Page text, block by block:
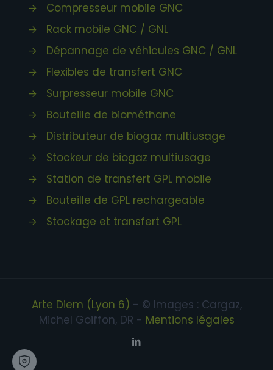
→
Compresseur mobile GNC
→
Rack mobile GNC / GNL
→
Dépannage de véhicules GNC / GNL
→
Flexibles de transfert GNC
→
Surpresseur mobile GNC
→
Bouteille de biométhane
→
Distributeur de biogaz multiusage
→
Stockeur de biogaz multiusage
→
Station de transfert GPL mobile
→
Bouteille de GPL rechargeable
→
Stockage et transfert GPL
Arte Diem (Lyon 6) - © Images : Cargaz,
Michel Goiffon, DR - Mentions légales